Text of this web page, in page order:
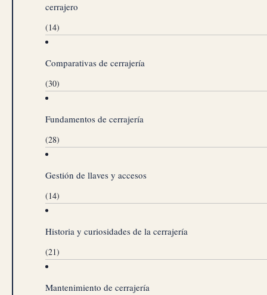
cerrajero
(14)
Comparativas de cerrajería
(30)
Fundamentos de cerrajería
(28)
Gestión de llaves y accesos
(14)
Historia y curiosidades de la cerrajería
(21)
Mantenimiento de cerrajería